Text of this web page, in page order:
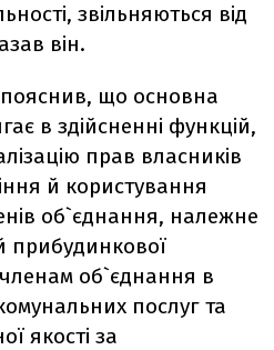
звільняються від
він.
пояснив, що основна
в здійсненні функцій,
прав власників
й користування
об`єднання, належне
прибудинкової
об`єднання в
послуг та
якості за